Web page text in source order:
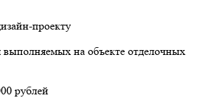
проекту
выполняемых на объекте отделочных
рублей